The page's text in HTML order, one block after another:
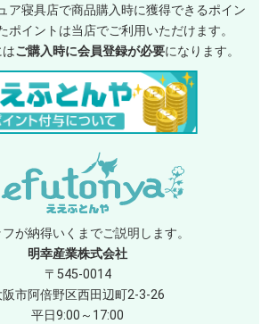
ア寝具店で商品購入時に獲得できるポイン
ポイントは当店でご利用いただけます。
ご購入時に会員登録が必要になります。
が納得いくまでご説明します。
明幸産業株式会社
〒545-0014
阪市阿倍野区西田辺町2-3-26
平日9:00～17:00